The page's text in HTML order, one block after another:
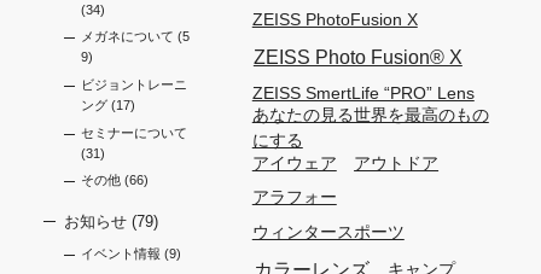
(34)
メガネについて (5
9)
ビジョントレーニ
ング(17)
セミナーについて
(31)
その他(66)
お知らせ(79)
イベント情報 (9)
ZEISS PhotoFusion X
ZEISS Photo Fusion®︎ X
ZEISS SmertLife “PRO” Lens
あなたの見る世界を最高のもの
にする
アイウェア
アウトドア
アラフォー
ウィンタースポーツ
カラーレンズ キャンプ